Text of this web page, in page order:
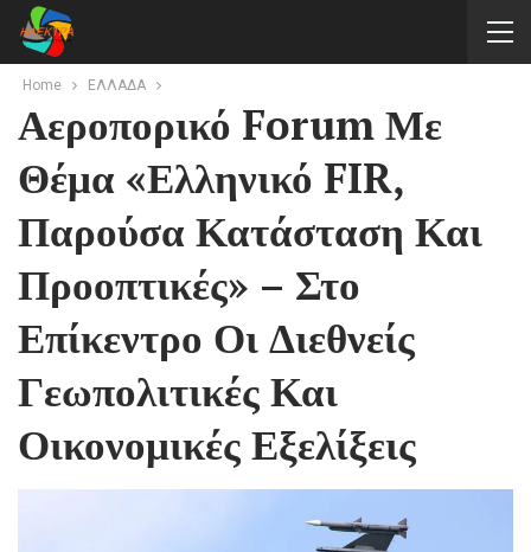
Home ΕΛΛΑΔΑ
Αεροπορικό Forum Με
Θέμα «Ελληνικό FIR,
Παρούσα Κατάσταση Και
Προοπτικές» – Στο
Επίκεντρο Οι Διεθνείς
Γεωπολιτικές Και
Οικονομικές Εξελίξεις